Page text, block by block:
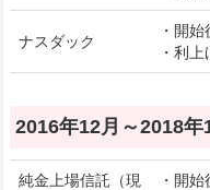
ナスダック
・開
・利
2016年12月～2018
純金上場信託（現
・開